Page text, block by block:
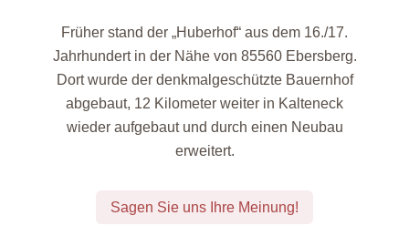
Früher stand der „Huberhof“ aus dem 16./17.
Jahrhundert in der Nähe von 85560 Ebersberg.
Dort wurde der denkmalgeschützte Bauernhof
abgebaut, 12 Kilometer weiter in Kalteneck
wieder aufgebaut und durch einen Neubau
erweitert.
Sagen Sie uns Ihre Meinung!